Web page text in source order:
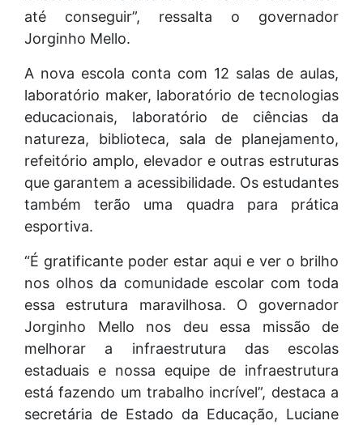
até conseguir”, ressalta o governador
Jorginho Mello.
A nova escola conta com 12 salas de aulas,
laboratório maker, laboratório de tecnologias
educacionais, laboratório de ciências da
natureza, biblioteca, sala de planejamento,
refeitório amplo, elevador e outras estruturas
que garantem a acessibilidade. Os estudantes
também terão uma quadra para prática
esportiva.
“É gratificante poder estar aqui e ver o brilho
nos olhos da comunidade escolar com toda
essa estrutura maravilhosa. O governador
Jorginho Mello nos deu essa missão de
melhorar a infraestrutura das escolas
estaduais e nossa equipe de infraestrutura
está fazendo um trabalho incrível”, destaca a
secretária de Estado da Educação, Luciane